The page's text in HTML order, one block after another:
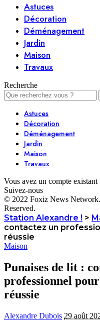
Astuces
Décoration
Déménagement
Jardin
Maison
Travaux
Recherche
Astuces
Décoration
Déménagement
Jardin
Maison
Travaux
Vous avez un compte existant
Suivez-nous
© 2022 Foxiz News
Reserved.
Station Alexandre ! >
contactez un
réussie
Maison
Punaises de lit :
professionnel
réussie
Alexandre Dubois 29 août